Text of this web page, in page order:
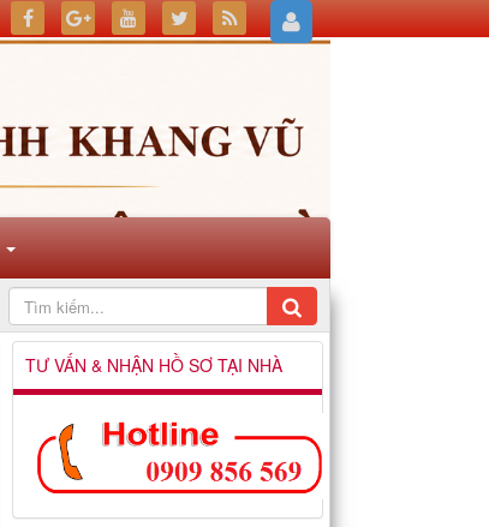
TƯ VẤN & NHẬN HỒ SƠ TẠI NHÀ